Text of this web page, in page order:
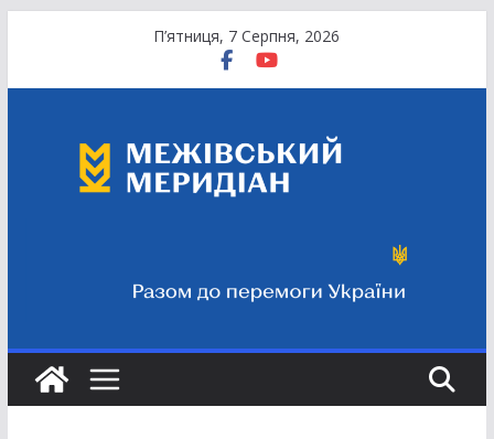
вмісту
П’ятниця, 7 Серпня, 2026